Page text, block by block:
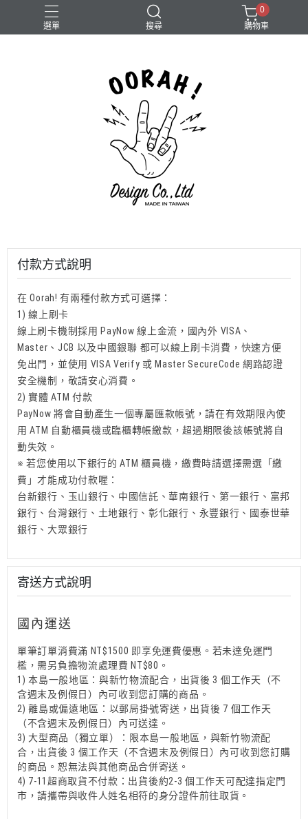
選單 搜尋
0
購物車
付款方式說明
在 Oorah! 有兩種付款方式可選擇：
1) 線上刷卡
線上刷卡機制採用 PayNow 線上金流，國內外 VISA、
Master、JCB 以及中國銀聯 都可以線上刷卡消費，快速方便
免出門，並使用 VISA Verify 或 Master SecureCode 網路認證
安全機制，敬請安心消費。
2) 實體 ATM 付款
PayNow 將會自動產生一個專屬匯款帳號，請在有效期限內使
用 ATM 自動櫃員機或臨櫃轉帳繳款，超過期限後該帳號將自
動失效。
※ 若您使用以下銀行的 ATM 櫃員機，繳費時請選擇需選「繳
費」才能成功付款喔：
台新銀行、玉山銀行、中國信託、華南銀行、第一銀行、富邦
銀行、台灣銀行、土地銀行、彰化銀行、永豐銀行、國泰世華
銀行、大眾銀行
寄送方式說明
國內運送
單筆訂單消費滿 NT$1500 即享免運費優惠。若未達免運門
檻，需另負擔物流處理費 NT$80。
1) 本島一般地區：與新竹物流配合，出貨後 3 個工作天（不
含週末及例假日）內可收到您訂購的商品。
2) 離島或偏遠地區：以郵局掛號寄送，出貨後 7 個工作天
（不含週末及例假日）內可送達。
3) 大型商品（獨立單）：限本島一般地區，與新竹物流配
合，出貨後 3 個工作天（不含週末及例假日）內可收到您訂購
的商品。恕無法與其他商品合併寄送。
4) 7-11超商取貨不付款：出貨後約2-3 個工作天可配達指定門
市，請攜帶與收件人姓名相符的身分證件前往取貨。